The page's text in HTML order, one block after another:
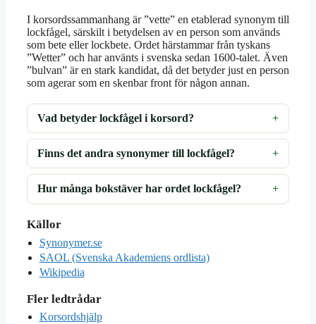
I korsordssammanhang är ”vette” en etablerad synonym till
lockfågel, särskilt i betydelsen av en person som används
som bete eller lockbete. Ordet härstammar från tyskans
”Wetter” och har använts i svenska sedan 1600-talet. Även
”bulvan” är en stark kandidat, då det betyder just en person
som agerar som en skenbar front för någon annan.
Vad betyder lockfågel i korsord?
Finns det andra synonymer till lockfågel?
Hur många bokstäver har ordet lockfågel?
Källor
Synonymer.se
SAOL (Svenska Akademiens ordlista)
Wikipedia
Fler ledtrådar
Korsordshjälp